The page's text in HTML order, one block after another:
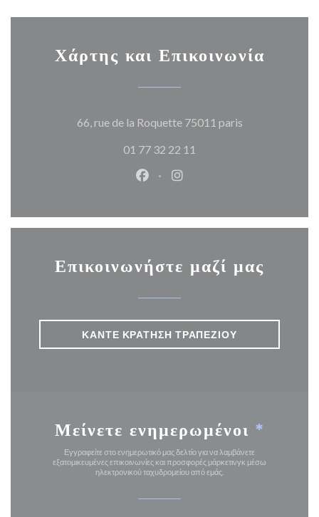
Χάρτης και Επικοινωνία
66, rue de la Roquette 75011 paris((ανοίγει σε
01 77 32 22 11
Facebook ((ανοίγει σε νέο
Instagram ((ανοίγει σε
Επικοινωνήστε μαζί μας
ΚΆΝΤΕ ΚΡΆΤΗΣΗ ΤΡΑΠΕΖΙΟΎ
Μείνετε ενημερωμένοι *
Εγγραφείτε στο ενημερωτικό μας δελτίο για να λαμβάνετε
εξατομικευμένες επικοινωνίες και προσφορές μάρκετινγκ μέσω
ηλεκτρονικού ταχυδρομείου από εμάς.